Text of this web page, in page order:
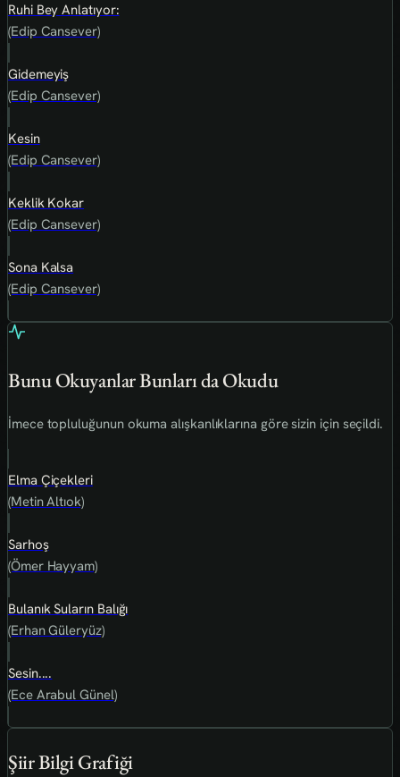
Ruhi Bey Anlatıyor:
(Edip Cansever)
Gidemeyiş
(Edip Cansever)
Kesin
(Edip Cansever)
Keklik Kokar
(Edip Cansever)
Sona Kalsa
(Edip Cansever)
Bunu Okuyanlar Bunları da Okudu
İmece topluluğunun okuma alışkanlıklarına göre sizin için seçildi.
Elma Çiçekleri
(Metin Altıok)
Sarhoş
(Ömer Hayyam)
Bulanık Suların Balığı
(Erhan Güleryüz)
Sesin....
(Ece Arabul Günel)
Şiir Bilgi Grafiği